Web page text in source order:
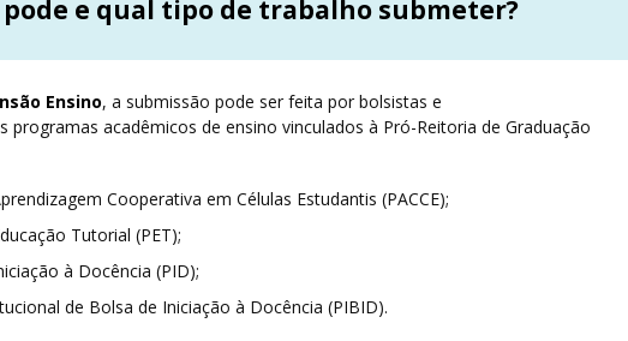
pode e qual tipo de trabalho submeter?
Ensino, a submissão pode ser feita por bolsistas e
programas acadêmicos de ensino vinculados à Pró-Reitoria de Graduação
Cooperativa em Células Estudantis (PACCE);
Tutorial (PET);
à Docência (PID);
de Bolsa de Iniciação à Docência (PIBID).